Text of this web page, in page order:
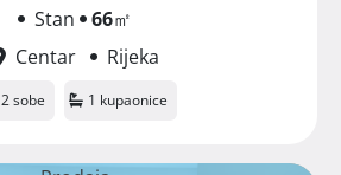
Stan 66㎡
Centar
Rijeka
2 sobe 1 kupaonice